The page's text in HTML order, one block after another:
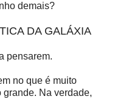
demais?
DA GALÁXIA
pensarem.
no que é muito
grande. Na verdade,